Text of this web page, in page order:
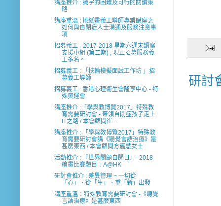
研討
講座推介 : 識字的困難及可行的閱讀策
略
講座重溫 : 捲紙畫義工導師專業講座之
如何與自閉症人士溝通及服務注意事
項
招募義工 - 2017-2018 星期六週末讀寫
支援小組 (第二期) , 現正招募服務義
工多名。
招募義工 : 「扶輪模擬面試工作坊 」招
募義工導師
招募義工 : 香港心理衞生會隆亨中心 - 特
殊奧運會
講座推介 :「學與教博覽2017」特殊教
育需要研討會 - 帶領自閉症孩子走上
IT之路 / 本會顧問崔...
講座推介 : 「學與教博覽2017」特殊教
育需要研討會講《聽覺言語治療》是
甚麼東西 / 本會顧問方嘉慧女士
活動推介 : 『世界關顧自閉日』- 2018
繪畫比賽題目﹕A@HK
研討會推介 : 差異管理 ~ 一切從
「心」、從「生」、重「新」出發
講座重溫：特殊教育需要研討會 -《聽覺
言語治療》是甚麼東西